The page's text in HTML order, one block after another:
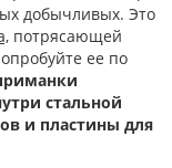
добычливых. Это
потрясающей
ее по
стальной
и пластины для